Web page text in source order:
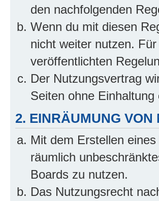
den nachfolgenden
Wenn du mit diesen
nicht weiter nutzen.
veröffentlichten
Der Nutzungsvertrag
Seiten ohne
2. EINRÄUMUNG VON
Mit dem Erstellen
räumlich
Boards zu nutzen.
Das Nutzungsrecht